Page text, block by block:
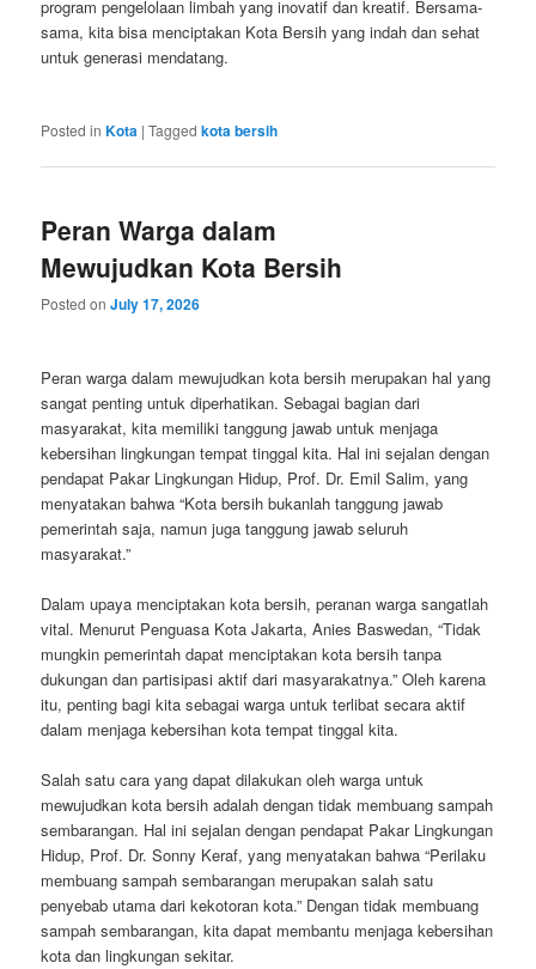
program pengelolaan limbah yang inovatif dan kreatif. Bersama-
sama, kita bisa menciptakan Kota Bersih yang indah dan sehat
untuk generasi mendatang.
Posted in Kota |Tagged kota bersih
Peran Warga dalam
Mewujudkan Kota Bersih
Posted onJuly 17, 2026
Peran warga dalam mewujudkan kota bersih merupakan hal yang
sangat penting untuk diperhatikan. Sebagai bagian dari
masyarakat, kita memiliki tanggung jawab untuk menjaga
kebersihan lingkungan tempat tinggal kita. Hal ini sejalan dengan
pendapat Pakar Lingkungan Hidup, Prof. Dr. Emil Salim, yang
menyatakan bahwa “Kota bersih bukanlah tanggung jawab
pemerintah saja, namun juga tanggung jawab seluruh
masyarakat.”
Dalam upaya menciptakan kota bersih, peranan warga sangatlah
vital. Menurut Penguasa Kota Jakarta, Anies Baswedan, “Tidak
mungkin pemerintah dapat menciptakan kota bersih tanpa
dukungan dan partisipasi aktif dari masyarakatnya.” Oleh karena
itu, penting bagi kita sebagai warga untuk terlibat secara aktif
dalam menjaga kebersihan kota tempat tinggal kita.
Salah satu cara yang dapat dilakukan oleh warga untuk
mewujudkan kota bersih adalah dengan tidak membuang sampah
sembarangan. Hal ini sejalan dengan pendapat Pakar Lingkungan
Hidup, Prof. Dr. Sonny Keraf, yang menyatakan bahwa “Perilaku
membuang sampah sembarangan merupakan salah satu
penyebab utama dari kekotoran kota.” Dengan tidak membuang
sampah sembarangan, kita dapat membantu menjaga kebersihan
kota dan lingkungan sekitar.